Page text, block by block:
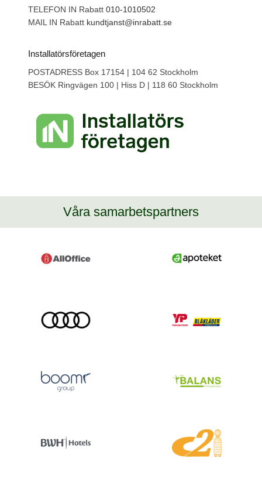
TELEFON IN Rabatt 010-1010502
MAIL IN Rabatt kundtjanst@inrabatt.se
Installatörsföretagen
POSTADRESS Box 17154 | 104 62 Stockholm
BESÖK Ringvägen 100 | Hiss D | 118 60 Stockholm
Våra samarbetspartners